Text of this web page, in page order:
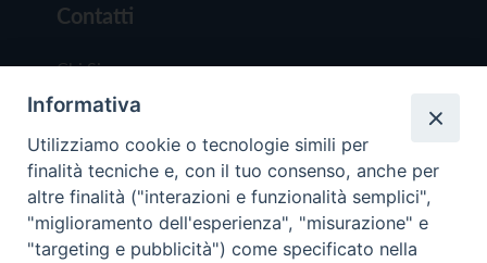
Contatti
Chi Siamo
Redazione
Scrivici
Informativa
Utilizziamo cookie o tecnologie simili per
finalità tecniche e, con il tuo consenso, anche per
altre finalità ("interazioni e funzionalità semplici",
"miglioramento dell'esperienza", "misurazione" e
"targeting e pubblicità") come specificato nella